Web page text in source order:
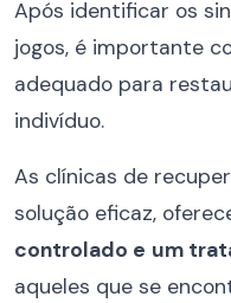
Após identificar os
jogos, é importante
adequado para
indivíduo.
As clínicas de
solução eficaz,
controlado e um
aqueles que se